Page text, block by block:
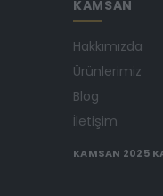
KAMSAN
Hakkımızda
Ürünlerimiz
Blog
İletişim
KAMSAN 2025